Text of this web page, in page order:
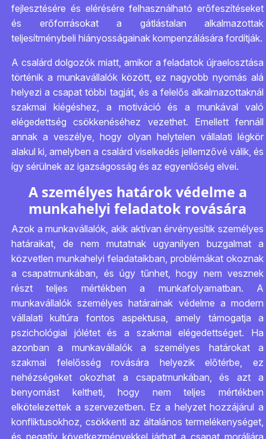
fejlesztésére és elérésére felhasználható erőfeszítéseket
és erőforrásokat a gátlástalan alkalmazottak
teljesítménybeli hiányosságainak kompenzálására fordítják.
A csalárd dolgozók miatt, amikor a feladatok újraelosztása
történik a munkavállalók között, ez nagyobb nyomás alá
helyezi a csapat többi tagját, és a felelős alkalmazottaknál
szakmai kiégéshez, a motiváció és a munkával való
elégedettség csökkenéséhez vezethet. Emellett fennáll
annak a veszélye, hogy olyan helytelen vállalati légkör
alakul ki, amelyben a csalárd viselkedés jellemzővé válik, és
így sérülnek az igazságosság és az egyenlőség elvei.
A személyes határok védelme a
munkahelyi feladatok rovására
Azok a munkavállalók, akik aktívan érvényesítik személyes
határaikat, de nem mutatnak ugyanilyen buzgalmat a
közvetlen munkahelyi feladataikban, problémákat okoznak
a csapatmunkában, és úgy tűnhet, hogy nem vesznek
részt teljes mértékben a munkafolyamatban. A
munkavállalók személyes határainak védelme a modern
vállalati kultúra fontos aspektusa, amely támogatja a
pszichológiai jólétet és a szakmai elégedettséget. Ha
azonban a munkavállalók a személyes határokat a
szakmai felelősség rovására helyezik előtérbe, ez
nehézségeket okozhat a csapatmunkában, és azt a
benyomást keltheti, hogy nem teljes mértékben
elkötelezettek a szervezetben. Ez a helyzet hozzájárul a
konfliktusokhoz, csökkenti az általános termelékenységet,
és negatív következményekkel járhat a csapat moráljára